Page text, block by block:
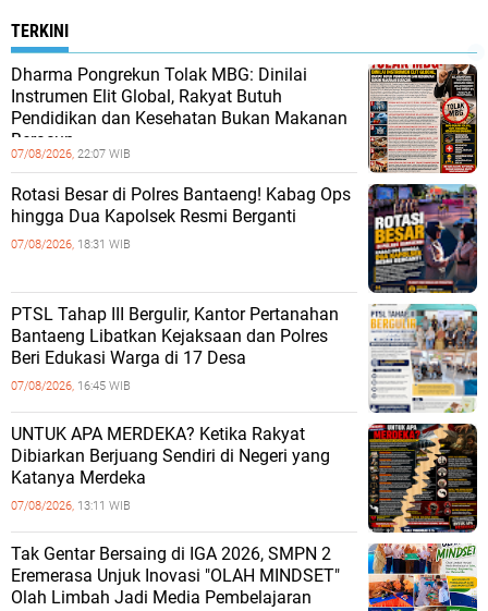
TERKINI
Dharma Pongrekun Tolak MBG: Dinilai
Instrumen Elit Global, Rakyat Butuh
Pendidikan dan Kesehatan Bukan Makanan
Beracun.
07/08/2026, 22:07 WIB
Rotasi Besar di Polres Bantaeng! Kabag Ops
hingga Dua Kapolsek Resmi Berganti
07/08/2026, 18:31 WIB
PTSL Tahap III Bergulir, Kantor Pertanahan
Bantaeng Libatkan Kejaksaan dan Polres
Beri Edukasi Warga di 17 Desa
07/08/2026, 16:45 WIB
UNTUK APA MERDEKA? Ketika Rakyat
Dibiarkan Berjuang Sendiri di Negeri yang
Katanya Merdeka
07/08/2026, 13:11 WIB
Tak Gentar Bersaing di IGA 2026, SMPN 2
Eremerasa Unjuk Inovasi "OLAH MINDSET"
Olah Limbah Jadi Media Pembelajaran